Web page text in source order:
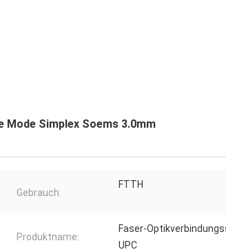
Mode Simplex Soems 3.0mm
Gebrauch:
FTTH
Produktname:
Faser-
UPC